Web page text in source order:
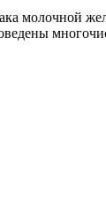
молочной